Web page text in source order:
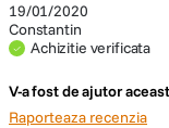
19/01/2020
Constantin
Achizitie verificata
V-a fost de ajutor
Raporteaza recenzia